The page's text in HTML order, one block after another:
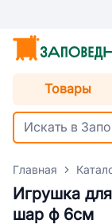
Товары
Главная
Игрушка
шар ф 6см